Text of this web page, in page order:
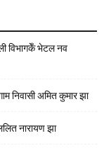
विभागकेँ भेटल नव
निवासी अमित कुमार झा
नारायण झा